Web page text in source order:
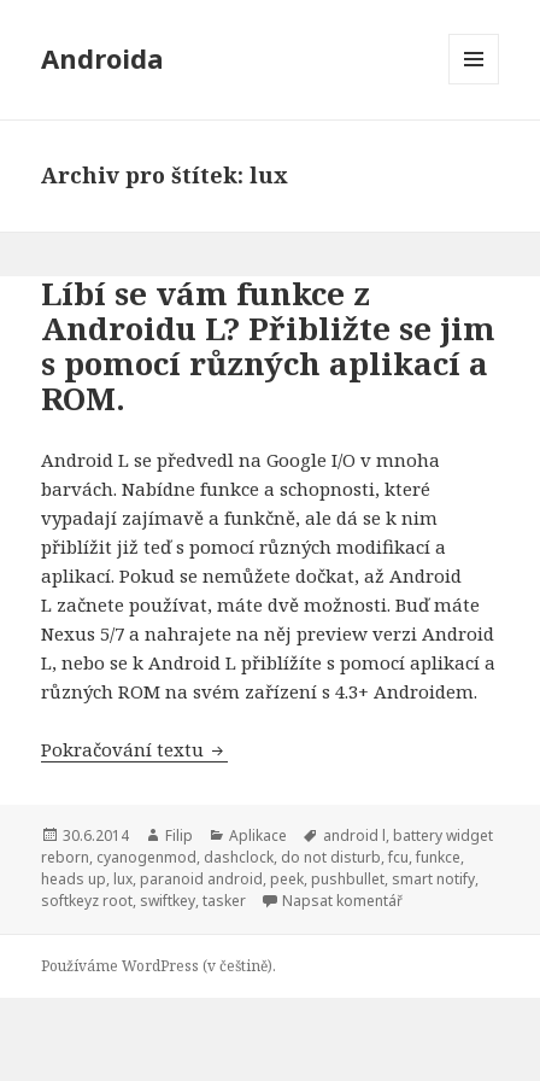
Androida
Archiv pro štítek: lux
Líbí se vám funkce z
Androidu L? Přibližte se jim
s pomocí různých aplikací a
ROM.
Android L se předvedl na Google I/O v mnoha
barvách. Nabídne funkce a schopnosti, které
vypadají zajímavě a funkčně, ale dá se k nim
přiblížit již teď s pomocí různých modifikací a
aplikací. Pokud se nemůžete dočkat, až Android
L začnete používat, máte dvě možnosti. Buď máte
Nexus 5/7 a nahrajete na něj preview verzi Android
L, nebo se k Android L přiblížíte s pomocí aplikací a
různých ROM na svém zařízení s 4.3+ Androidem.
Pokračování textu Líbí se vám funkce z Androidu L?
Publikováno:
30.6.2014 Autor:
Filip Rubriky:
Aplikace Štítky:
android l, battery widget
reborn, cyanogenmod, dashclock, do not disturb,fcu,funkce,
heads up, lux, paranoid android, peek, pushbullet, smart notify,
softkeyz root, swiftkey,tasker Napsat komentář
Používáme WordPress (v češtině).